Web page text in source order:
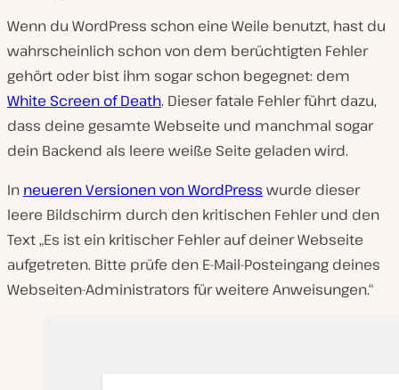
e
e
Wenn du WordPress schon eine Weile benutzt, hast du
wahrscheinlich schon von dem berüchtigten Fehler
gehört oder bist ihm sogar schon begegnet: dem
White Screen of Death. Dieser fatale Fehler führt dazu,
dass deine gesamte Webseite und manchmal sogar
dein Backend als leere weiße Seite geladen wird.
In neueren Versionen von WordPress wurde dieser
leere Bildschirm durch den kritischen Fehler und den
Text „Es ist ein kritischer Fehler auf deiner Webseite
aufgetreten. Bitte prüfe den E-Mail-Posteingang deines
Webseiten-Administrators für weitere Anweisungen.“